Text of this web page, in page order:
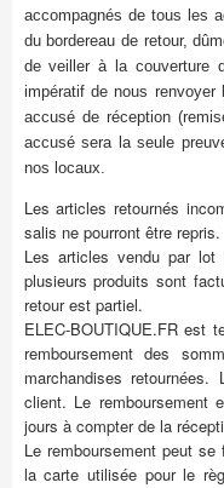
accompagnés de tous les
du bordereau de retour,
de veiller à la couverture
impératif de nous
accusé de réception
accusé sera la seule
nos locaux.
Les articles retournés
salis ne pourront être repris.
Les articles vendu par lot
plusieurs produits sont
retour est partiel.
ELEC-BOUTIQUE.FR est
remboursement des
marchandises
client. Le remboursement
jours à compter de la
Le remboursement peut
la carte utilisée pour le